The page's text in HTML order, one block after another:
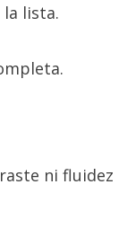
lista.
ni fluidez